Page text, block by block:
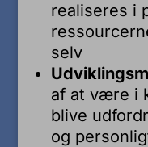
realiseres i
selv
af at være i
blive
og